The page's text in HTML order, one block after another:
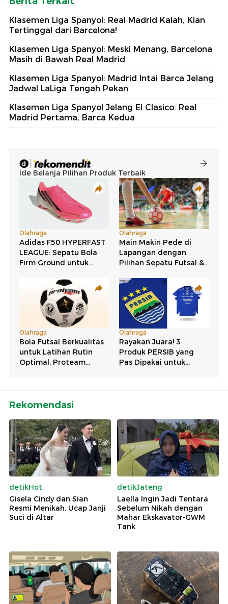
Klasemen Liga Spanyol: Real Madrid Kalah, Kian
Tertinggal dari Barcelona!
Klasemen Liga Spanyol: Meski Menang, Barcelona
Masih di Bawah Real Madrid
Klasemen Liga Spanyol: Madrid Intai Barca Jelang
Jadwal LaLiga Tengah Pekan
Klasemen Liga Spanyol Jelang El Clasico: Real
Madrid Pertama, Barca Kedua
Rekomendasi
detikHot
Gisela Cindy dan Sian
Resmi Menikah, Ucap Janji
Suci di Altar
detikJateng
Laella Ingin Jadi Tentara
Sebelum Nikah dengan
Mahar Ekskavator-GWM
Tank